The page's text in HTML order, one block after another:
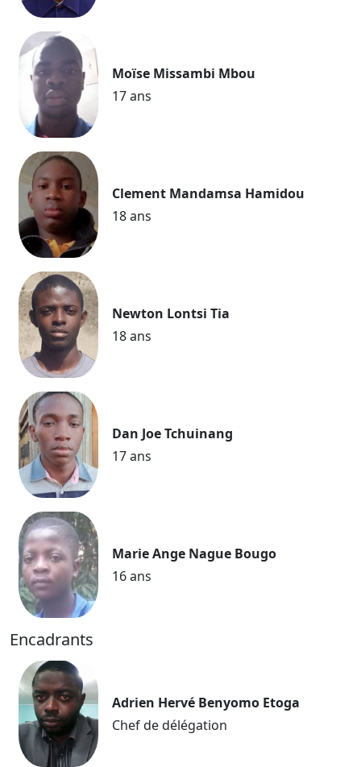
Moïse Missambi Mbou
17 ans
Clement Mandamsa Hamidou
18 ans
Newton Lontsi Tia
18 ans
Dan Joe Tchuinang
17 ans
Marie Ange Nague Bougo
16 ans
Encadrants
Adrien Hervé Benyomo Etoga
Chef de délégation